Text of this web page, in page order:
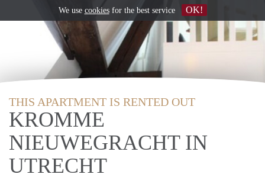
THIS APARTMENT IS RENTED OUT
KROMME
NIEUWEGRACHT IN
UTRECHT
We use cookiesfor the best service OK!